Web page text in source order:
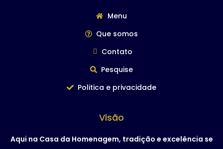
Menu
Que somos
Contato
Pesquise
Politica e privacidade
Visão
Aqui na Casa da Homenagem, tradição e excelência se